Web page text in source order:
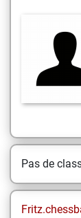
Pas de